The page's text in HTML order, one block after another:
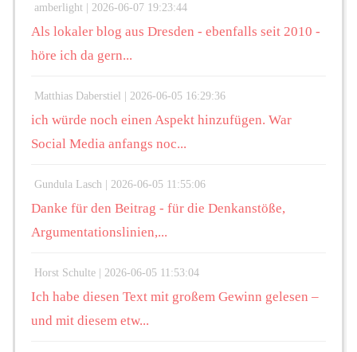
amberlight | 2026-06-07 19:23:44
Als lokaler blog aus Dresden - ebenfalls seit 2010 -
höre ich da gern...
Matthias Daberstiel | 2026-06-05 16:29:36
ich würde noch einen Aspekt hinzufügen. War
Social Media anfangs noc...
Gundula Lasch | 2026-06-05 11:55:06
Danke für den Beitrag - für die Denkanstöße,
Argumentationslinien,...
Horst Schulte | 2026-06-05 11:53:04
Ich habe diesen Text mit großem Gewinn gelesen –
und mit diesem etw...